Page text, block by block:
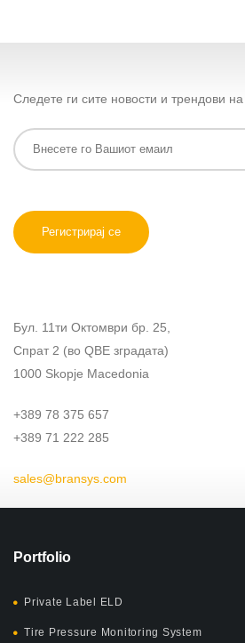
Следете ги сите новости и трендови
Бул. 11ти Октомври бр. 25,
Спрат 2 (во QBE зградата)
1000 Skopje Macedonia
+389 78 375 657
+389 71 222 285
sales@bransys.com
Portfolio
Private Label ELD
Tire Pressure Monitoring System